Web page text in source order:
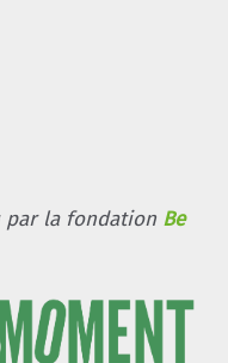
par la fondation Be